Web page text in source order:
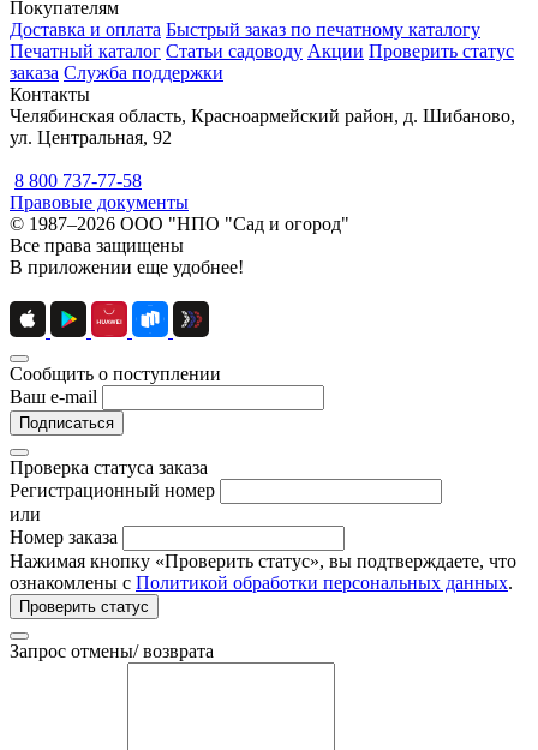
Покупателям
Доставка и оплата Быстрый заказ по печатному каталогу
Печатный каталог Статьи садоводу Акции Проверить статус
заказа Служба поддержки
Контакты
Челябинская область, Красноармейский район, д. Шибаново,
ул. Центральная, 92
8 800 737-77-58
Правовые документы
© 1987–2026 ООО "НПО "Сад и огород"
Все права защищены
В приложении еще удобнее!
Сообщить о поступлении
Ваш e-mail
Подписаться
Проверка статуса заказа
Регистрационный номер
или
Номер заказа
Нажимая кнопку «Проверить статус», вы подтверждаете, что
ознакомлены с Политикой обработки персональных данных.
Проверить статус
Запрос отмены/ возврата